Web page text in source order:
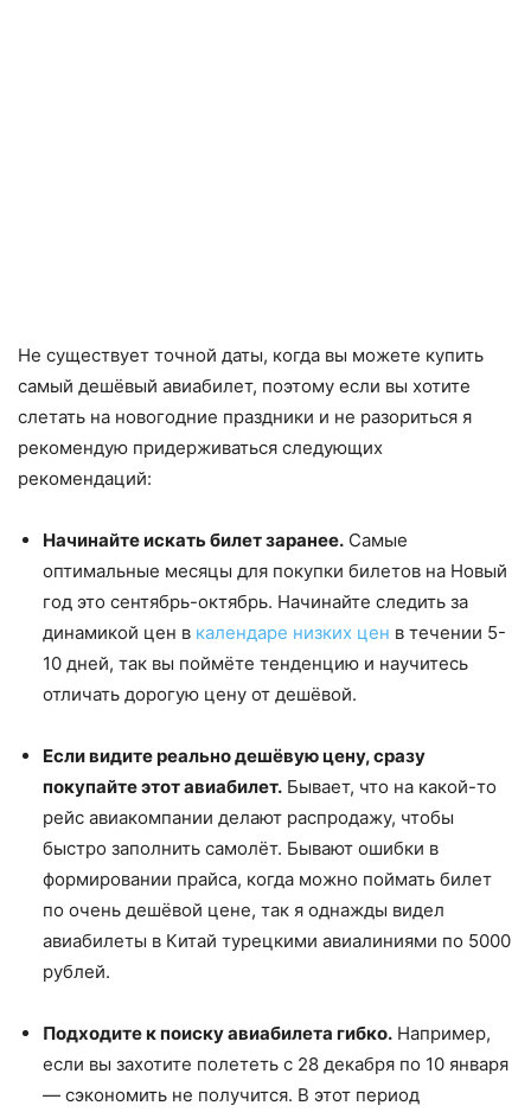
Не существует точной даты, когда вы можете купить
самый дешёвый авиабилет, поэтому если вы хотите
слетать на новогодние праздники и не разориться я
рекомендую придерживаться следующих
рекомендаций:
Начинайте искать билет заранее. Самые
оптимальные месяцы для покупки билетов на Новый
год это сентябрь-октябрь. Начинайте следить за
динамикой цен в календаре низких цен в течении 5-
10 дней, так вы поймёте тенденцию и научитесь
отличать дорогую цену от дешёвой.
Если видите реально дешёвую цену, сразу
покупайте этот авиабилет. Бывает, что на какой-то
рейс авиакомпании делают распродажу, чтобы
быстро заполнить самолёт. Бывают ошибки в
формировании прайса, когда можно поймать билет
по очень дешёвой цене, так я однажды видел
авиабилеты в Китай турецкими авиалиниями по 5000
рублей.
Подходите к поиску авиабилета гибко. Например,
если вы захотите полететь с 28 декабря по 10 января
— сэкономить не получится. В этот период